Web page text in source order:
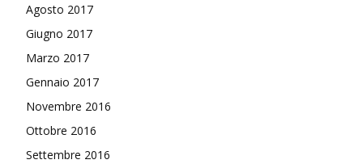
Agosto 2017
Giugno 2017
Marzo 2017
Gennaio 2017
Novembre 2016
Ottobre 2016
Settembre 2016